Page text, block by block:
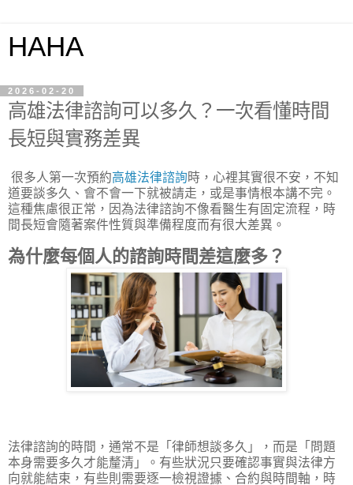
HAHA
2026-02-20
高雄法律諮詢可以多久？一次看懂時間
長短與實務差異
很多人第一次預約高雄法律諮詢時，心裡其實很不安，不知
道要談多久、會不會一下就被請走，或是事情根本講不完。
這種焦慮很正常，因為法律諮詢不像看醫生有固定流程，時
間長短會隨著案件性質與準備程度而有很大差異。
為什麼每個人的諮詢時間差這麼多？
法律諮詢的時間，通常不是「律師想談多久」，而是「問題
本身需要多久才能釐清」。有些狀況只要確認事實與法律方
向就能結束，有些則需要逐一檢視證據、合約與時間軸，時